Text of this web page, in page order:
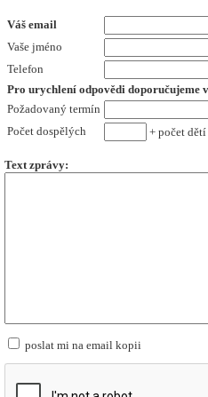
Váš email
Vaše jméno
Telefon
Pro urychlení odpovědi doporučujeme
Požadovaný termín
Počet dospělých
+ počet dětí
Text zprávy:
poslat mi na email kopii